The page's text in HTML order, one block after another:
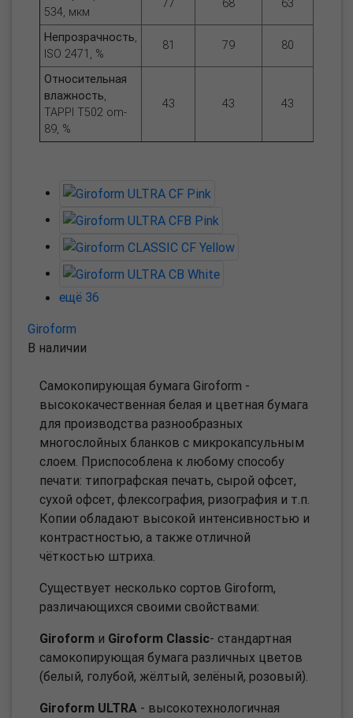
534, мкм
77 68 63
Непрозрачность,
ISO 2471, %
81 79 80
Относительная
влажность,
TAPPI T502 om-
89, %
43 43 43
Giroform
В наличии
Самокопирующая бумага Giroform -
высококачественная белая и цветная бумага
для производства разнообразных
многослойных бланков с микрокапсульным
слоем. Приспособлена к любому способу
печати: типографская печать, сырой офсет,
сухой офсет, флексография, ризография и т.п.
Копии обладают высокой интенсивностью и
контрастностью, а также отличной
чёткостью штриха.
Существует несколько сортов Giroform,
различающихся своими свойствами:
Giroform и Giroform Classic- стандартная
самокопирующая бумага различных цветов
(белый, голубой, жёлтый, зелёный, розовый).
Giroform ULTRA - высокотехнологичная
ещё 36